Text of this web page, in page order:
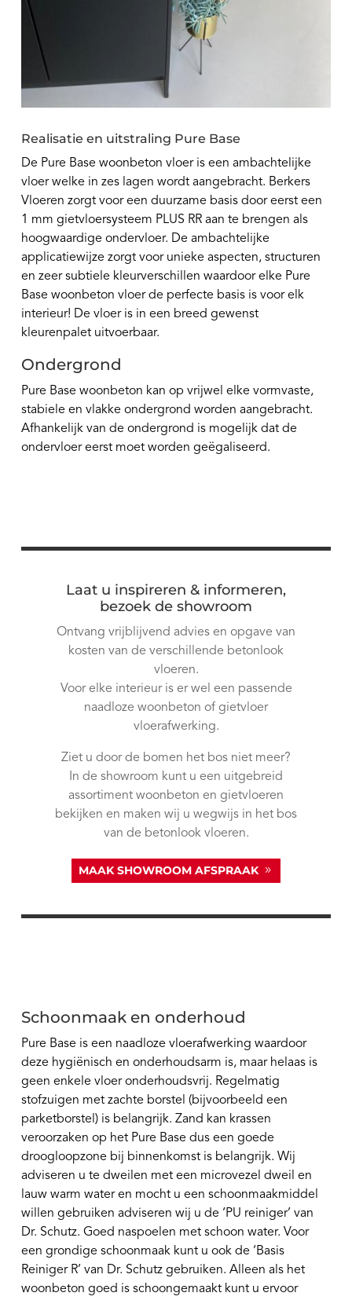
Realisatie en uitstraling Pure Base
De Pure Base woonbeton vloer is een ambachtelijke
vloer welke in zes lagen wordt aangebracht. Berkers
Vloeren zorgt voor een duurzame basis door eerst een
1 mm gietvloersysteem PLUS RR aan te brengen als
hoogwaardige ondervloer. De ambachtelijke
applicatiewijze zorgt voor unieke aspecten, structuren
en zeer subtiele kleurverschillen waardoor elke Pure
Base woonbeton vloer de perfecte basis is voor elk
interieur! De vloer is in een breed gewenst
kleurenpalet uitvoerbaar.
Ondergrond
Pure Base woonbeton kan op vrijwel elke vormvaste,
stabiele en vlakke ondergrond worden aangebracht.
Afhankelijk van de ondergrond is mogelijk dat de
ondervloer eerst moet worden geëgaliseerd.
Laat u inspireren & informeren,
bezoek de showroom
Ontvang vrijblijvend advies en opgave van
kosten van de verschillende betonlook
vloeren.
Voor elke interieur is er wel een passende
naadloze woonbeton of gietvloer
vloerafwerking.
Ziet u door de bomen het bos niet meer?
In de showroom kunt u een uitgebreid
assortiment woonbeton en gietvloeren
bekijken en maken wij u wegwijs in het bos
van de betonlook vloeren.
MAAK SHOWROOM AFSPRAAK
Schoonmaak en onderhoud
Pure Base is een naadloze vloerafwerking waardoor
deze hygiënisch en onderhoudsarm is, maar helaas is
geen enkele vloer onderhoudsvrij. Regelmatig
stofzuigen met zachte borstel (bijvoorbeeld een
parketborstel) is belangrijk. Zand kan krassen
veroorzaken op het Pure Base dus een goede
droogloopzone bij binnenkomst is belangrijk. Wij
adviseren u te dweilen met een microvezel dweil en
lauw warm water en mocht u een schoonmaakmiddel
willen gebruiken adviseren wij u de ‘PU reiniger’ van
Dr. Schutz. Goed naspoelen met schoon water. Voor
een grondige schoonmaak kunt u ook de ‘Basis
Reiniger R’ van Dr. Schutz gebruiken. Alleen als het
woonbeton goed is schoongemaakt kunt u ervoor